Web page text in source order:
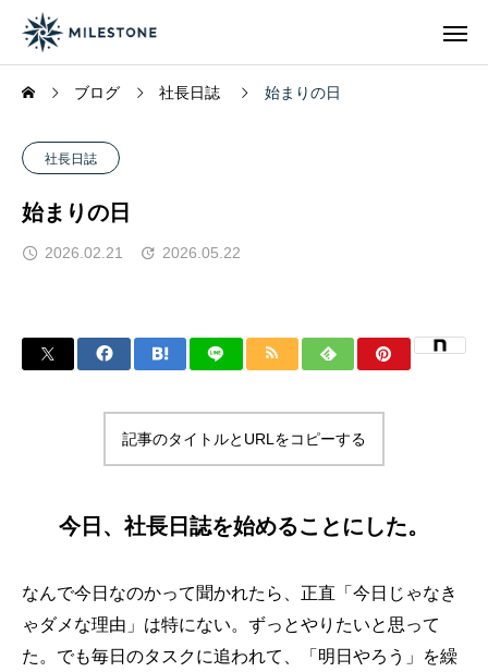
ブログ 社長日誌 始まりの日
社長日誌
始まりの日
2026.02.21 2026.05.22
記事のタイトルとURLをコピーする
今日、社長日誌を始めることにした。
なんで今日なのかって聞かれたら、正直「今日じゃなき
ゃダメな理由」は特にない。ずっとやりたいと思って
た。でも毎日のタスクに追われて、「明日やろう」を繰